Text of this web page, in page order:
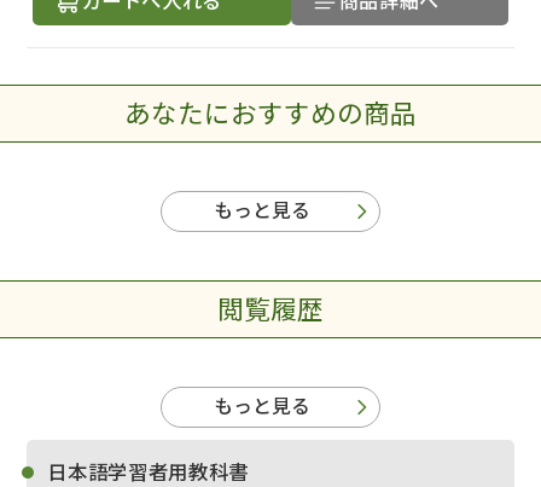
著者名で絞り込む
絞り込む
あなたにおすすめの商品
もっと見る
閲覧履歴
もっと見る
日本語学習者用教科書